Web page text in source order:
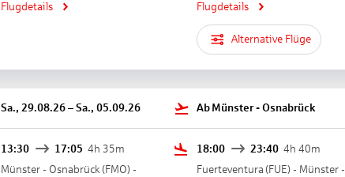
Flugdetails
Flugdetails
Alternative Flüge
Sa., 29.08.26 – Sa., 05.09.26 Ab Münster - Osnabrück
13:30 17:05 4h 35m
Münster - Osnabrück(FMO) -
18:00 23:40 4h 40m
Fuerteventura (FUE) - Münster -